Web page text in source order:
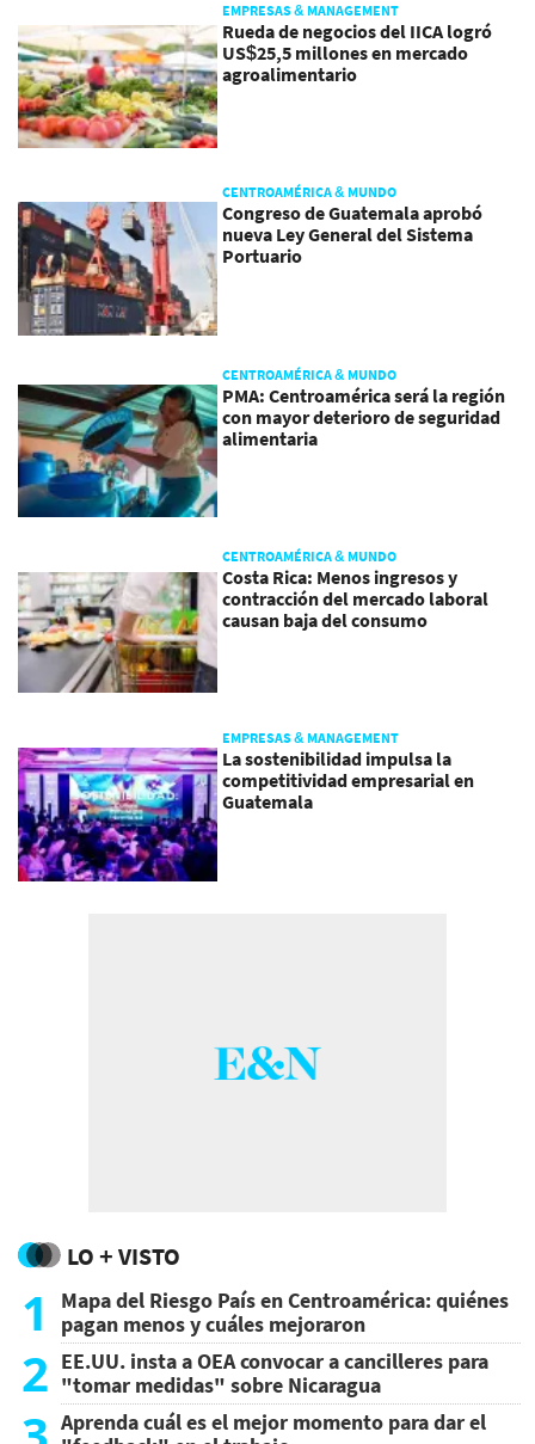
EMPRESAS & MANAGEMENT
Rueda de negocios del IICA logró
US$25,5 millones en mercado
agroalimentario
CENTROAMÉRICA & MUNDO
Congreso de Guatemala aprobó
nueva Ley General del Sistema
Portuario
CENTROAMÉRICA & MUNDO
PMA: Centroamérica será la región
con mayor deterioro de seguridad
alimentaria
CENTROAMÉRICA & MUNDO
Costa Rica: Menos ingresos y
contracción del mercado laboral
causan baja del consumo
EMPRESAS & MANAGEMENT
La sostenibilidad impulsa la
competitividad empresarial en
Guatemala
LO + VISTO
1
Mapa del Riesgo País en Centroamérica: quiénes
pagan menos y cuáles mejoraron
2 EE.UU. insta a OEA convocar a cancilleres para
"tomar medidas" sobre Nicaragua
Aprenda cuál es el mejor momento para dar el